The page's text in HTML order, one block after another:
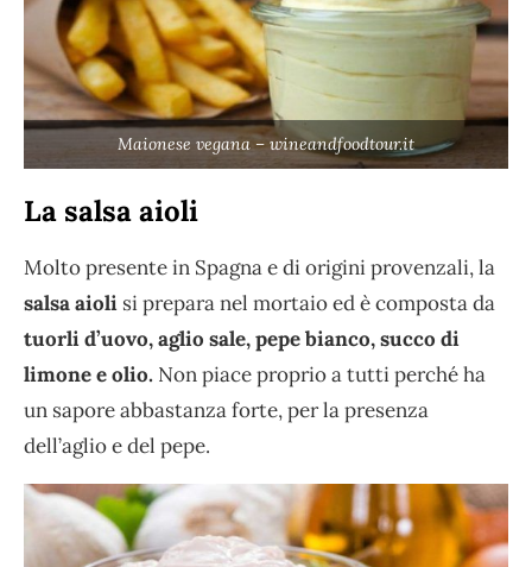
Maionese vegana – wineandfoodtour.it
La salsa aioli
Molto presente in Spagna e di origini provenzali, la
salsa aioli si prepara nel mortaio ed è composta da
tuorli d’uovo, aglio sale, pepe bianco, succo di
limone e olio. Non piace proprio a tutti perché ha
un sapore abbastanza forte, per la presenza
dell’aglio e del pepe.